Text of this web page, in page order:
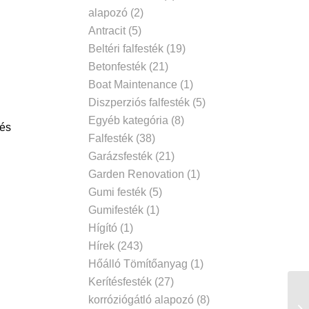
alapozó (2)
Antracit(5)
Beltéri falfesték(19)
Betonfesték(21)
Boat Maintenance (1)
Diszperziós falfesték(5)
Egyéb kategória (8)
Falfesték(38)
Garázsfesték(21)
Garden Renovation (1)
Gumi festék(5)
Gumifesték(1)
Hígító (1)
Hírek(243)
Hőálló Tömítőanyag (1)
Kerítésfesték(27)
korróziógátló alapozó (8)